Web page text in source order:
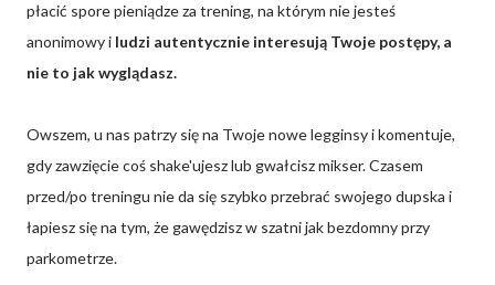
płacić spore pieniądze za trening, na którym nie jesteś
anonimowy i ludzi autentycznie interesują Twoje postępy, a
nie to jak wyglądasz.
Owszem, u nas patrzy się na Twoje nowe legginsy i komentuje,
gdy zawzięcie coś shake'ujesz lub gwałcisz mikser. Czasem
przed/po treningu nie da się szybko przebrać swojego dupska i
łapiesz się na tym, że gawędzisz w szatni jak bezdomny przy
parkometrze.